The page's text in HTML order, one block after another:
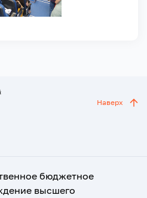
Наверх
бюджетное
высшего